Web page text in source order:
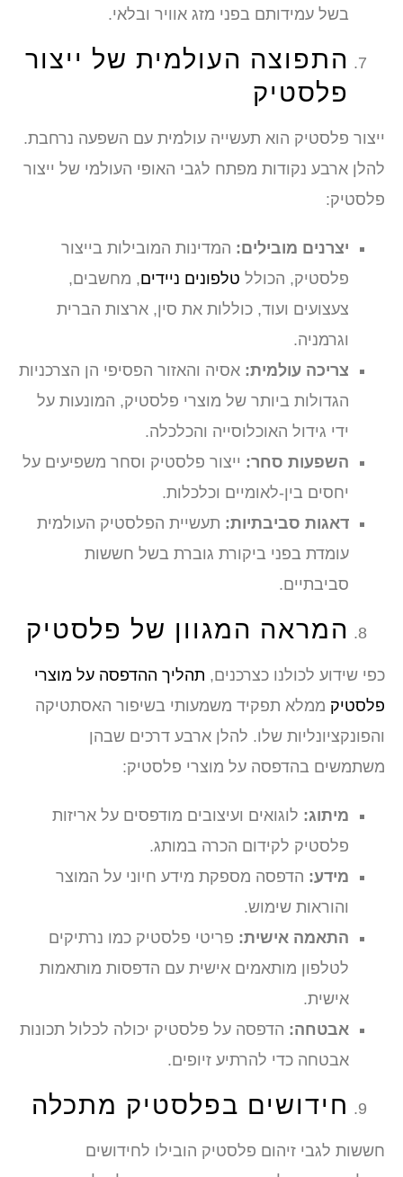
בשל עמידותם בפני מזג אוויר ובלאי.
התפוצה העולמית של ייצור
פלסטיק
ייצור פלסטיק הוא תעשייה עולמית עם השפעה נרחבת.
להלן ארבע נקודות מפתח לגבי האופי העולמי של ייצור
פלסטיק:
יצרנים מובילים: המדינות המובילות בייצור
פלסטיק, הכולל טלפונים ניידים, מחשבים,
צעצועים ועוד, כוללות את סין, ארצות הברית
וגרמניה.
צריכה עולמית: אסיה והאזור הפסיפי הן הצרכניות
הגדולות ביותר של מוצרי פלסטיק, המונעות על
ידי גידול האוכלוסייה והכלכלה.
השפעות סחר: ייצור פלסטיק וסחר משפיעים על
יחסים בין-לאומיים וכלכלות.
דאגות סביבתיות: תעשיית הפלסטיק העולמית
עומדת בפני ביקורת גוברת בשל חששות
סביבתיים.
המראה המגוון של פלסטיק
כפי שידוע לכולנו כצרכנים, תהליך ההדפסה על מוצרי
פלסטיק ממלא תפקיד משמעותי בשיפור האסתטיקה
והפונקציונליות שלו. להלן ארבע דרכים שבהן
משתמשים בהדפסה על מוצרי פלסטיק:
מיתוג: לוגואים ועיצובים מודפסים על אריזות
פלסטיק לקידום הכרה במותג.
מידע: הדפסה מספקת מידע חיוני על המוצר
והוראות שימוש.
התאמה אישית: פריטי פלסטיק כמו נרתיקים
לטלפון מותאמים אישית עם הדפסות מותאמות
אישית.
אבטחה: הדפסה על פלסטיק יכולה לכלול תכונות
אבטחה כדי להרתיע זיופים.
חידושים בפלסטיק מתכלה
חששות לגבי זיהום פלסטיק הובילו לחידושים